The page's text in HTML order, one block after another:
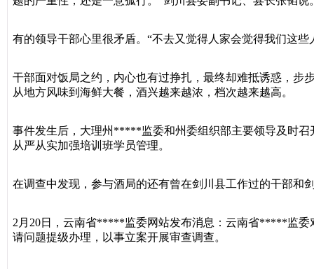
有的领导干部心里很矛盾。“不去又觉得人家会觉得我们这
干部面对饭局之约，内心也有过挣扎，最终却难抵诱惑，步
从地方风味到海鲜大餐，酒兴越来越浓，档次越来越高。
事件发生后，大理州*****监委和州委组织部主要领导及时
从严从实加强培训班学员管理。
在调查中发现，参与酒局的还有曾在剑川县工作过的干部和
2月20日，云南省*****监委网站发布消息：云南省*****监委
请问题提级办理，以事立案开展审查调查。